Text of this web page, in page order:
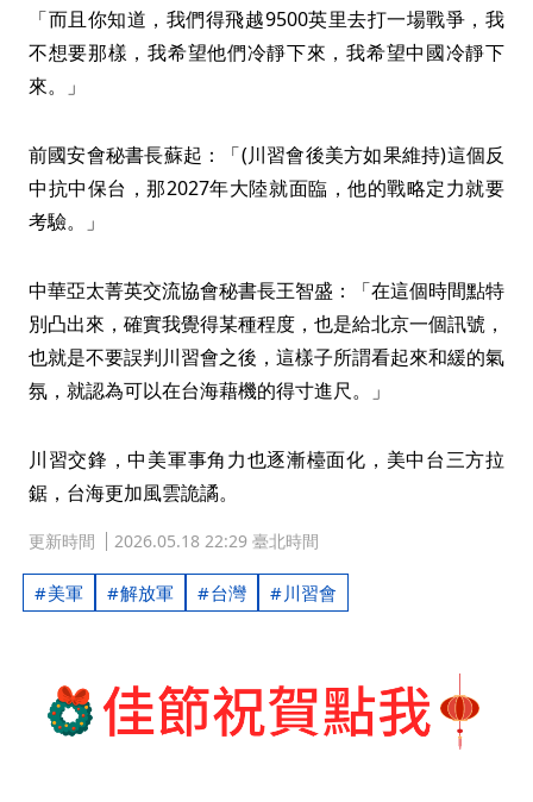
「而且你知道，我們得飛越9500英里去打一場戰爭，我
不想要那樣，我希望他們冷靜下來，我希望中國冷靜下
來。」
前國安會秘書長蘇起：「(川習會後美方如果維持)這個反
中抗中保台，那2027年大陸就面臨，他的戰略定力就要
考驗。」
中華亞太菁英交流協會秘書長王智盛：「在這個時間點特
別凸出來，確實我覺得某種程度，也是給北京一個訊號，
也就是不要誤判川習會之後，這樣子所謂看起來和緩的氣
氛，就認為可以在台海藉機的得寸進尺。」
川習交鋒，中美軍事角力也逐漸檯面化，美中台三方拉
鋸，台海更加風雲詭譎。
更新時間 2026.05.18 22:29 臺北時間
美軍 解放軍 台灣 川習會